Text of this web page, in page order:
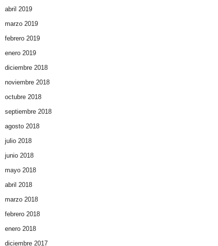
abril 2019
marzo 2019
febrero 2019
enero 2019
diciembre 2018
noviembre 2018
octubre 2018
septiembre 2018
agosto 2018
julio 2018
junio 2018
mayo 2018
abril 2018
marzo 2018
febrero 2018
enero 2018
diciembre 2017